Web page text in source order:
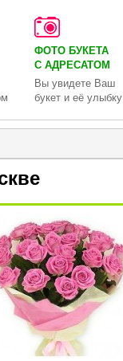
ФОТО БУКЕТА
С АДРЕСАТОМ
Вы увидете Ваш
букет и её улыбку